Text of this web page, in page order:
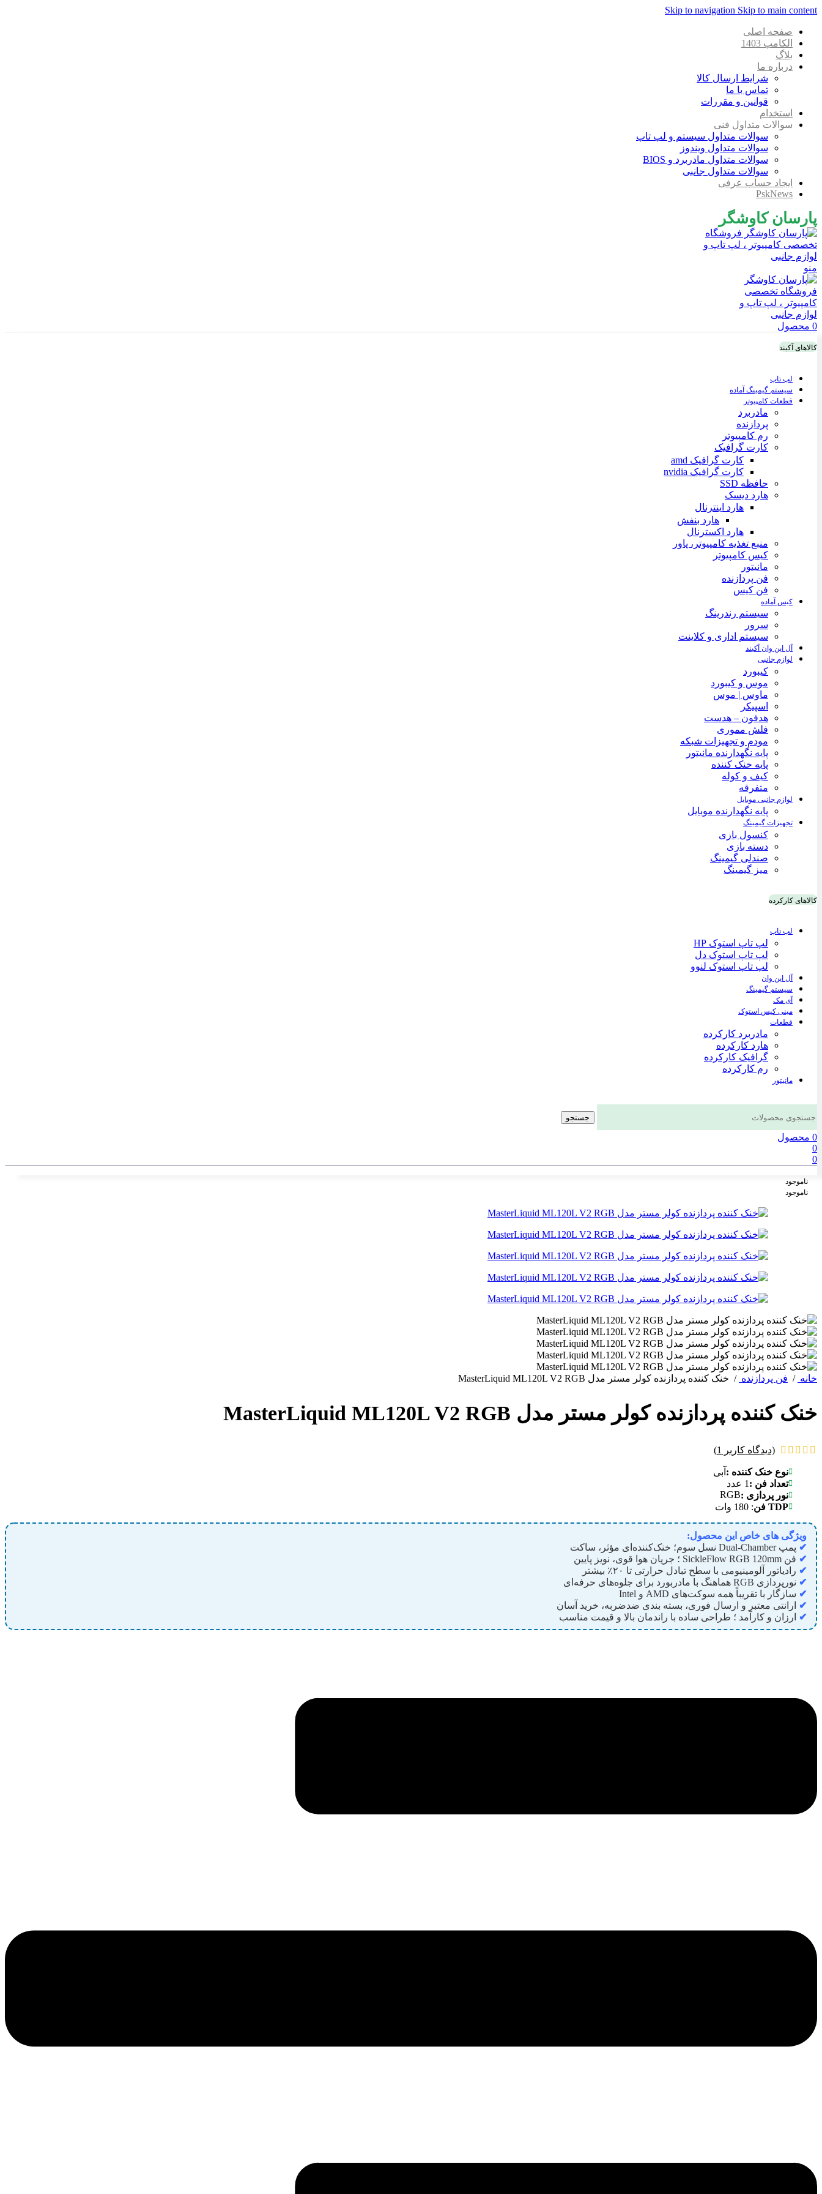
Skip to navigation Skip to main content
صفحه اصلی
الکامپ 1403
بلاگ
درباره ما
شرایط ارسال کالا
تماس با ما
قوانین و مقررات
استخدام
سوالات متداول فنی
سوالات متداول سیستم و لپ تاپ
سوالات متداول ویندوز
سوالات متداول مادربرد و BIOS
سوالات متداول جانبی
ایجاد حساب عرفی
PskNews
پارسان کاوشگر
منو
0 محصول
کالاهای آکبند
لپ تاپ
سیستم گیمینگ آماده
قطعات کامپیوتر
مادربرد
پردازنده
رم کامپیوتر
کارت گرافیک
کارت گرافیک amd
کارت گرافیک nvidia
حافظه SSD
هارد دیسک
هارد اینترنال
هارد بنفش
هارد اکسترنال
منبع تغذیه کامپیوتر، پاور
کیس کامپیوتر
مانیتور
فن پردازنده
فن کیس
کیس آماده
سیستم رندرینگ
سرور
سیستم‌ اداری و کلاینت
آل این وان آکبند
لوازم جانبی
کیبورد
موس و کیبورد
ماوس | موس
اسپیکر
هدفون – هدست
فلش مموری
مودم و تجهیزات شبکه
پایه نگهدارنده مانیتور
پایه خنک کننده
کیف و کوله
متفرقه
لوازم جانبی موبایل
پایه نگهدارنده موبایل
تجهیزات گیمینگ
کنسول بازی
دسته بازی
صندلی گیمینگ
میز گیمینگ
کالاهای کارکرده
لپ تاپ
لپ تاپ استوک HP
لپ تاپ استوک دل
لپ تاپ استوک لنوو
آل این وان
سیستم گیمینگ
آی مک
مینی کیس استوک
قطعات
مادربرد کارکرده
هارد کارکرده
گرافیک کارکرده
رم کارکرده
مانیتور
جستجو
0 محصول
0
0
ناموجود
ناموجود
خانه / فن پردازنده / خنک کننده پردازنده کولر مستر مدل MasterLiquid ML120L V2 RGB
خنک کننده پردازنده کولر مستر مدل MasterLiquid ML120L V2 RGB
(دیدگاه کاربر 1
)
نوع خنک کننده : آبی
تعداد فن : 1 عدد
نور پردازی :RGB
TDP فن
: 180 وات
ویژگی های خاص این محصول:
✔ پمپ Dual-Chamber نسل سوم؛ خنک‌کننده‌ای مؤثر، ساکت
✔ فن SickleFlow RGB 120mm ؛ جریان هوا قوی، نویز پایین
✔ رادیاتور آلومینیومی با سطح تبادل حرارتی تا ۲۰٪ بیشتر
✔ نورپردازی RGB هماهنگ با مادربورد برای جلوه‌های حرفه‌ای
✔ سازگار با تقریباً همه سوکت‌های AMD و Intel
✔
ارانتی معتبر و ارسال فوری، بسته بندی ضدضربه، خرید آسان
✔
ارزان و کارآمد ؛ طراحی ساده با راندمان بالا و قیمت مناسب